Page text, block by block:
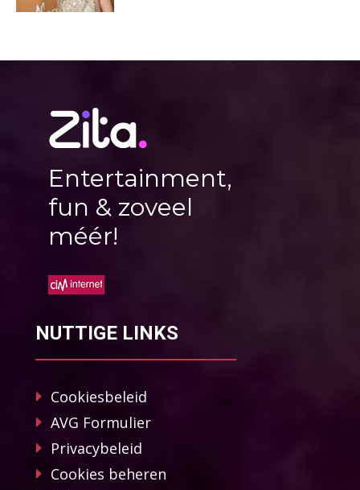
Entertainment,
fun & zoveel
méér!
NUTTIGE LINKS
Cookiesbeleid
AVG Formulier
Privacybeleid
Cookies beheren